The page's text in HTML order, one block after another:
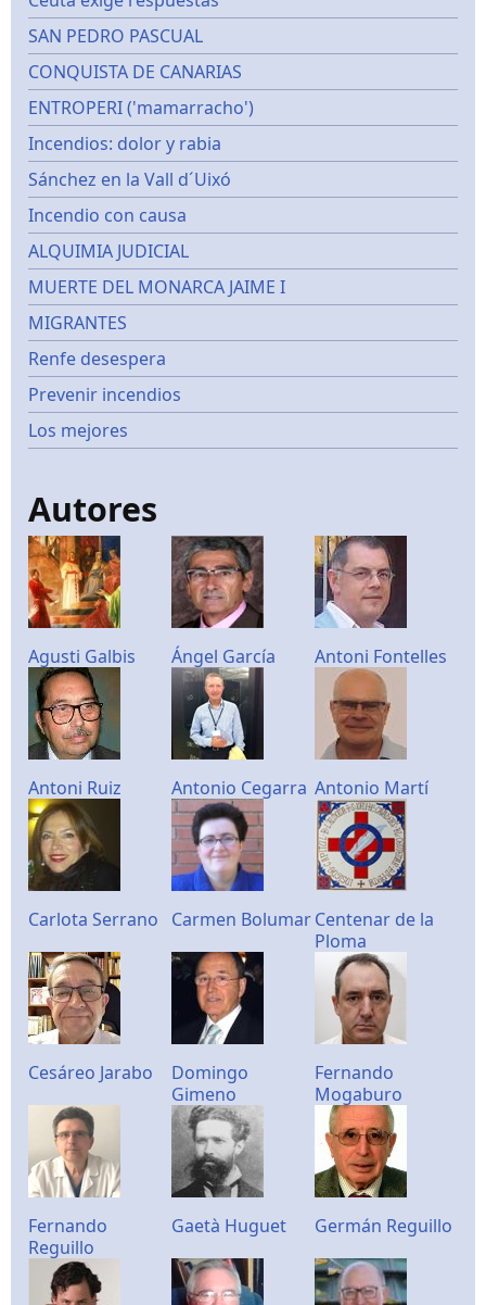
SAN PEDRO PASCUAL
CONQUISTA DE CANARIAS
ENTROPERI ('mamarracho')
Incendios: dolor y rabia
Sánchez en la Vall d´Uixó
Incendio con causa
ALQUIMIA JUDICIAL
MUERTE DEL MONARCA JAIME I
MIGRANTES
Renfe desespera
Prevenir incendios
Los mejores
Autores
Agusti Galbis Ángel García Antoni Fontelles
Antoni Ruiz Antonio Cegarra Antonio Martí
Carlota Serrano Carmen BolumarCentenar de la
Ploma
Cesáreo Jarabo
Domingo
Gimeno
Fernando
Mogaburo
Fernando
Reguillo
Gaetà Huguet Germán Reguillo